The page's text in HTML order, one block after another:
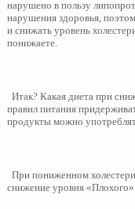
нарушено в пользу
нарушения здоровья,
и снижать уровень
понижаете.
Итак? Какая диета при
правил питания
продукты можно
При пониженном
снижение уровня